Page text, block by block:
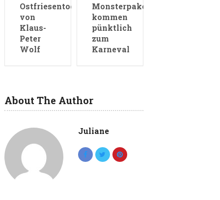
Ostfriesentod
von
Klaus-
Peter
Wolf
Monsterpakete
kommen
pünktlich
zum
Karneval
About The Author
Juliane